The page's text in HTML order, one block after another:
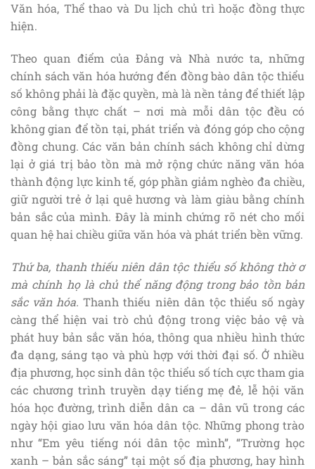
Văn hóa, Thể thao và Du lịch chủ trì hoặc đồng thực
hiện.
Theo quan điểm của Đảng và Nhà nước ta, những
chính sách văn hóa hướng đến đồng bào dân tộc thiểu
số không phải là đặc quyền, mà là nền tảng để thiết lập
công bằng thực chất – nơi mà mỗi dân tộc đều có
không gian để tồn tại, phát triển và đóng góp cho cộng
đồng chung. Các văn bản chính sách không chỉ dừng
lại ở giá trị bảo tồn mà mở rộng chức năng văn hóa
thành động lực kinh tế, góp phần giảm nghèo đa chiều,
giữ người trẻ ở lại quê hương và làm giàu bằng chính
bản sắc của mình. Đây là minh chứng rõ nét cho mối
quan hệ hai chiều giữa văn hóa và phát triển bền vững.
Thứ ba, thanh thiếu niên dân tộc thiểu số không thờ ơ
mà chính họ là chủ thể năng động trong bảo tồn bản
sắc văn hóa.Thanh thiếu niên dân tộc thiểu số ngày
càng thể hiện vai trò chủ động trong việc bảo vệ và
phát huy bản sắc văn hóa, thông qua nhiều hình thức
đa dạng, sáng tạo và phù hợp với thời đại số. Ở nhiều
địa phương, học sinh dân tộc thiểu số tích cực tham gia
các chương trình truyền dạy tiếng mẹ đẻ, lễ hội văn
hóa học đường, trình diễn dân ca – dân vũ trong các
ngày hội giao lưu văn hóa dân tộc. Những phong trào
như “Em yêu tiếng nói dân tộc mình”, “Trường học
xanh – bản sắc sáng” tại một số địa phương, hay hình